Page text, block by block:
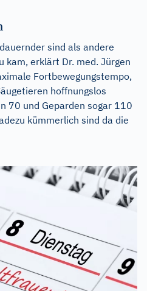
sind als andere
kam, erklärt Dr. med. Jürgen
Fortbewegungstempo,
hoffnungslos
70 und Geparden sogar 110
kümmerlich sind da die